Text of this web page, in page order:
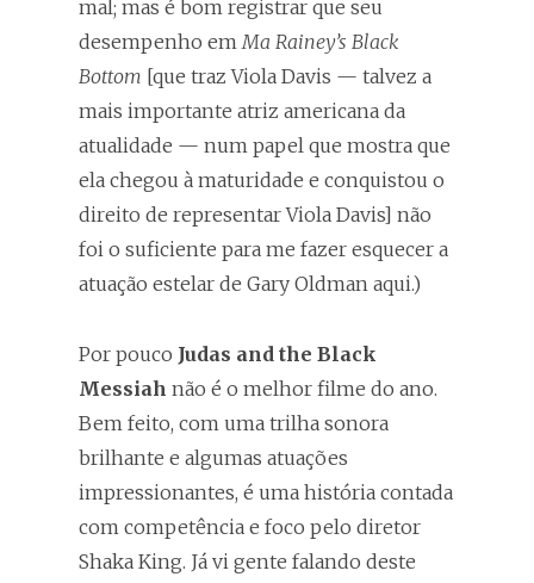
mal; mas é bom registrar que seu
desempenho emMa Rainey’s Black
Bottom [que traz Viola Davis — talvez a
mais importante atriz americana da
atualidade — num papel que mostra que
ela chegou à maturidade e conquistou o
direito de representar Viola Davis] não
foi o suficiente para me fazer esquecer a
atuação estelar de Gary Oldman aqui.)
Por pouco Judas and the Black
Messiah não é o melhor filme do ano.
Bem feito, com uma trilha sonora
brilhante e algumas atuações
impressionantes, é uma história contada
com competência e foco pelo diretor
Shaka King. Já vi gente falando deste